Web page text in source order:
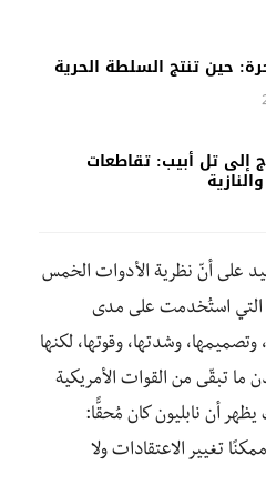
حين تنتج السلطة الحرية
إلى تل أبيب: تقاطعات
على أنّ نظرية الأدوات الخمس
التي استُخدمت على مدى
وشدتها، وقوتها، لكنها
تبقّى من القوات الأمريكية
أن نابليون كان مُحقًّا:
تغيير الاعتقادات ولا